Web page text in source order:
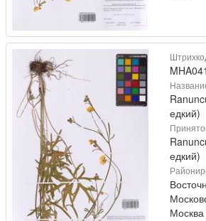
едкий)
едкий)